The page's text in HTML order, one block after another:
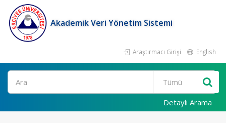
Akademik Veri Yönetim Sistemi
Araştırmacı Girişi English
Ara
Detaylı Arama